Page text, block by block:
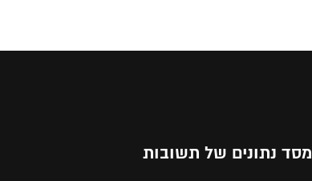
מסד נתונים של תשובות